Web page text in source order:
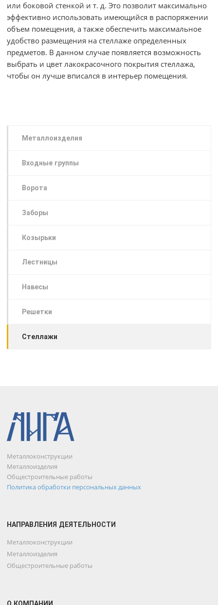
или боковой стенкой и т. д. Это позволит максимально
эффективно использовать имеющийся в распоряжении
объем помещения, а также обеспечить максимальное
удобство размещения на стеллаже определенных
предметов. В данном случае появляется возможность
выбрать и цвет лакокрасочного покрытия стеллажа,
чтобы он лучше вписался в интерьер помещения.
Металлоизделия
Входные группы
Ворота
Заборы
Козырьки
Лестницы
Навесы
Решетки
Стеллажи
Металлоконструкции
Металлоизделия
Общестроительные работы
Политика обработки персональных данных
НАПРАВЛЕНИЯ ДЕЯТЕЛЬНОСТИ
Металлоконструкции
Металлоизделия
Общестроительные работы
О КОМПАНИИ